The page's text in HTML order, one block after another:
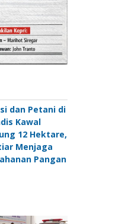
dan Petani di
Kawal
12 Hektare,
Menjaga
Pangan